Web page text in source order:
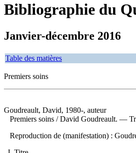
Bibliographie du
Janvier-décembre 2016
Table des matières
Premiers soins
Goudreault, David, 1980-, auteur
Premiers soins / David Goudreault. —
Reproduction de (manifestation) :